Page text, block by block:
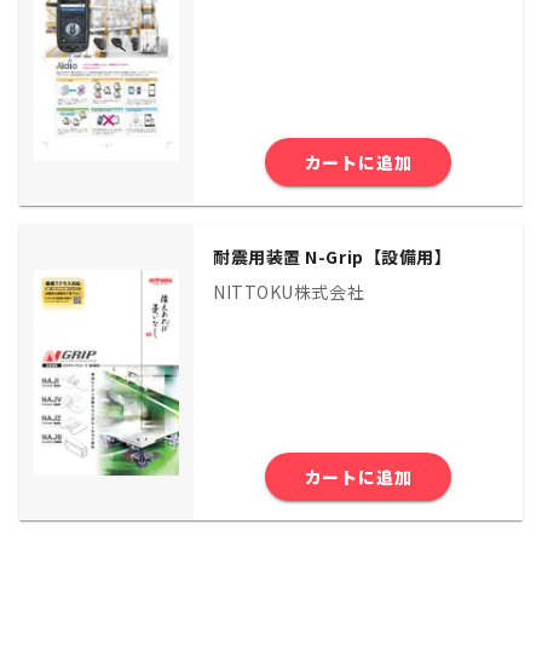
カートに追加
耐震用装置 N-Grip【設備用】
NITTOKU株式会社
カートに追加